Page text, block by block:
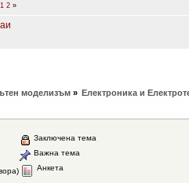
1 2»
моделизъм» Електроника и
Заключена тема
Важна тема
Анкета